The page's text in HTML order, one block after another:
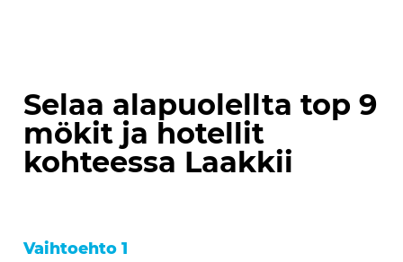
Selaa alapuolellta top 9
mökit ja hotellit
kohteessa Laakkii
Vaihtoehto 1